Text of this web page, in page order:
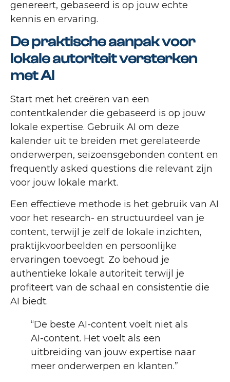
genereert, gebaseerd is op jouw echte
kennis en ervaring.
De praktische aanpak voor
lokale autoriteit versterken
met AI
Start met het creëren van een
contentkalender die gebaseerd is op jouw
lokale expertise. Gebruik AI om deze
kalender uit te breiden met gerelateerde
onderwerpen, seizoensgebonden content en
frequently asked questions die relevant zijn
voor jouw lokale markt.
Een effectieve methode is het gebruik van AI
voor het research- en structuurdeel van je
content, terwijl je zelf de lokale inzichten,
praktijkvoorbeelden en persoonlijke
ervaringen toevoegt. Zo behoud je
authentieke lokale autoriteit terwijl je
profiteert van de schaal en consistentie die
AI biedt.
“De beste AI-content voelt niet als
AI-content. Het voelt als een
uitbreiding van jouw expertise naar
meer onderwerpen en klanten.”